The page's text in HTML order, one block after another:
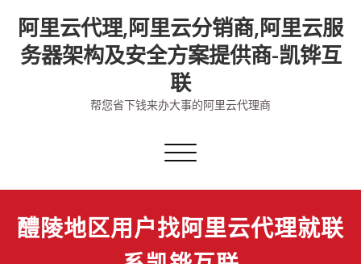
content
阿里云代理,阿里云分销商,阿里云服
务器架构及安全方案提供商-凯铧互
联
帮您省下钱来办大事的阿里云代理商
切
导
醴陵地区用户找阿里云代理就联